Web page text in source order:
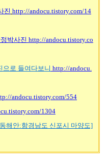
진 http://andocu.tistory.com/14
박사진 http://andocu.tistory.co
으로 들여다보니 http://andocu.
andocu.tistory.com/554
1304
동해안:함경남도 신포시 마양도]